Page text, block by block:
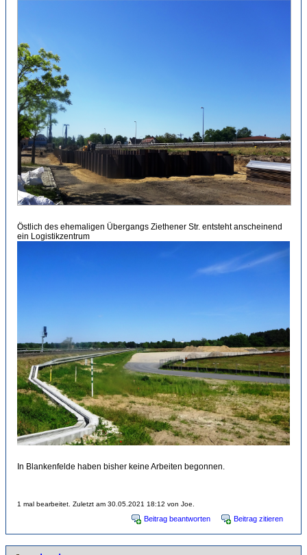
Östlich des ehemaligen Übergangs Ziethener Str. entsteht anscheinend
ein Logistikzentrum
In Blankenfelde haben bisher keine Arbeiten begonnen.
1 mal bearbeitet. Zuletzt am 30.05.2021 18:12 von Joe.
Beitrag beantworten Beitrag zitieren